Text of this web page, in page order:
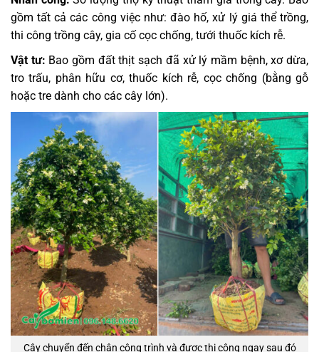
gồm tất cả các công việc như: đào hố, xử lý giá thể trồng,
thi công trồng cây, gia cố cọc chống, tưới thuốc kích rễ.
Vật tư: Bao gồm đất thịt sạch đã xử lý mầm bệnh, xơ dừa,
tro trấu, phân hữu cơ, thuốc kích rễ, cọc chống (bằng gỗ
hoặc tre dành cho các cây lớn).
Cây chuyển đến chân công trình và được thi công ngay sau đó